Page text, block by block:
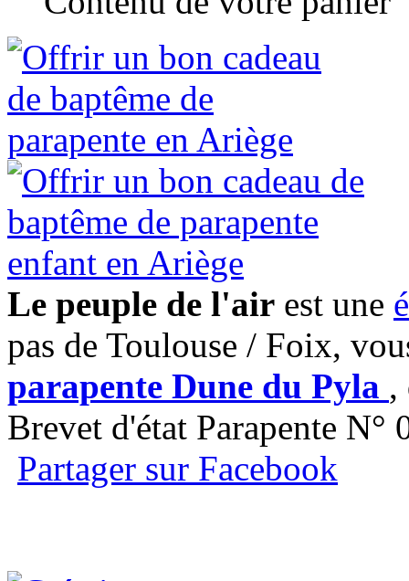
Le peuple de l'air est une
pas de Toulouse / Foix,
parapente Dune du Pyla ,
Brevet d'état Parapente N°
Partager sur Facebook